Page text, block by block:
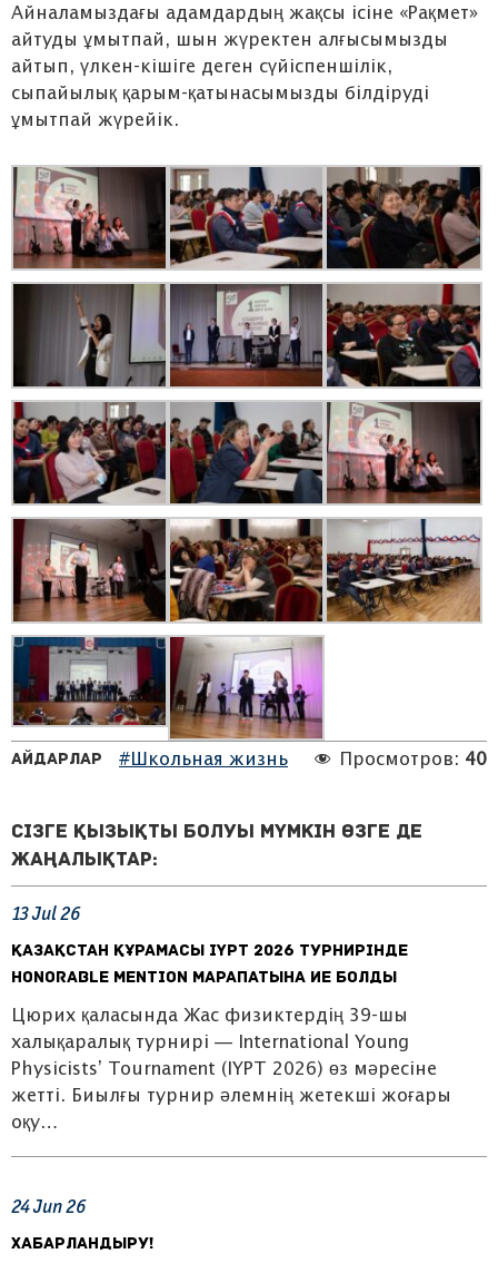
Айналамыздағы адамдардың жақсы ісіне «Рақмет»
айтуды ұмытпай, шын жүректен алғысымызды
айтып, үлкен-кішіге деген сүйіспеншілік,
сыпайылық қарым-қатынасымызды білдіруді
ұмытпай жүрейік.
Айдарлар #Школьная жизнь Просмотров: 40
Сізге қызықты болуы мүмкін өзге де
жаңалықтар:
13Jul26
ҚАЗАҚСТАН ҚҰРАМАСЫ IYPT 2026 ТУРНИРІНДЕ
HONORABLE MENTION МАРАПАТЫНА ИЕ БОЛДЫ
Цюрих қаласында Жас физиктердің 39-шы
халықаралық турнирі — International Young
Physicists’ Tournament (IYPT 2026) өз мәресіне
жетті. Биылғы турнир әлемнің жетекші жоғары
оқу…
24Jun26
ХАБАРЛАНДЫРУ!